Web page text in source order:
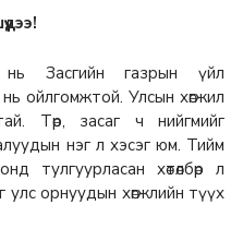
нь Засгийн газрын үйл
ойлгомжтой. Улсын хөгжил
Төр, засаг ч нийгмийг
нэг л хэсэг юм. Тийм
тулгуурласан хөтөлбөр л
орнуудын хөгжлийн түүх